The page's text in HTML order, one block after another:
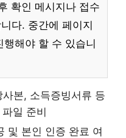
확인 메시지나 접수
다. 중간에 페이지
해야 할 수 있습니
본, 소득증빙서류 등
일 준비
및 본인 인증 완료 여